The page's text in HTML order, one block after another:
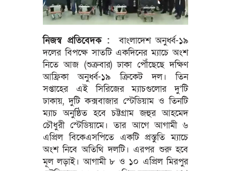
নিজস্ব প্রতিবেদক : বাংলাদেশ অনুর্ধ্ব-১৯
দলের বিপক্ষে সাতটি একদিনের ম্যাচে অংশ
নিতে আজ (শুক্রবার) ঢাকা পৌঁছেছে দক্ষিণ
আফ্রিকা অনুর্ধ্ব-১৯ ক্রিকেট দল। তিন
সপ্তাহের এই সিরিজের ম্যাচগুলোর দু’টি
ঢাকায়, দুটি কক্সবাজার স্টেডিয়াম ও তিনটি
ম্যাচ অনুষ্ঠিত হবে চট্টগ্রাম জহুর আহমেদ
চৌধুরী স্টেডিয়ামে। তার আগে আগামী ৬
এপ্রিল বিকেএসপিতে একটি প্রস্তুতি ম্যাচে
অংশ নিবে অতিথি দলটি। এরপর শুরু হবে
মূল লড়াই। আগামী ৮ ও ১০ এপ্রিল মিরপুর